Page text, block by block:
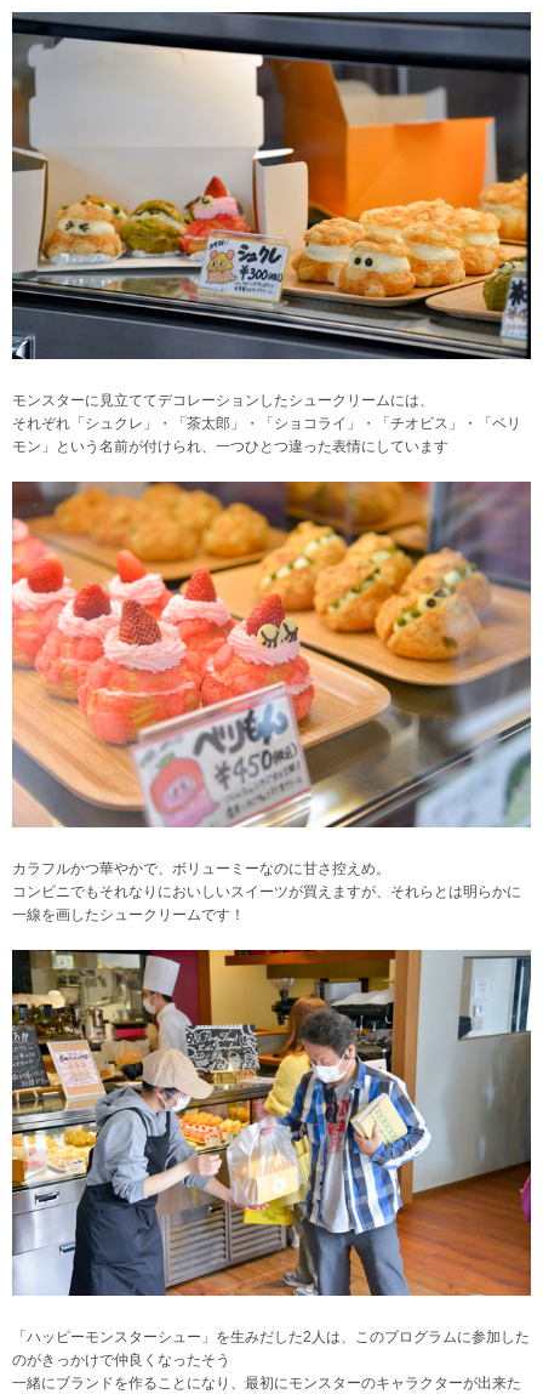
モンスターに見立ててデコレーションしたシュークリームには、
それぞれ「シュクレ」・「茶太郎」・「ショコライ」・「チオビス」・「ベリ
モン」という名前が付けられ、一つひとつ違った表情にしています
カラフルかつ華やかで、ボリューミーなのに甘さ控えめ。
コンビニでもそれなりにおいしいスイーツが買えますが、それらとは明らかに
一線を画したシュークリームです！
「ハッピーモンスターシュー」を生みだした2人は、このプログラムに参加した
のがきっかけで仲良くなったそう
一緒にブランドを作ることになり、最初にモンスターのキャラクターが出来た